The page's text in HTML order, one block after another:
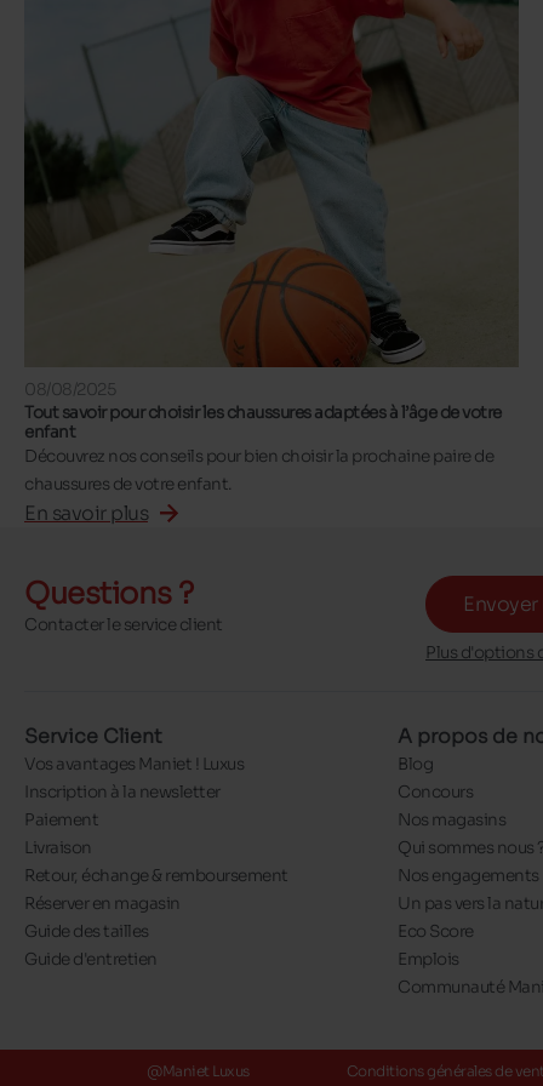
08/08/2025
Tout savoir pour choisir les chaussures adaptées à l’âge de votre
enfant
Découvrez nos conseils pour bien choisir la prochaine paire de
chaussures de votre enfant.
En savoir plus
Questions ?
Contacter le service client
Plus d'options
Service Client
Vos avantages Maniet ! Luxus
Inscription à la newsletter
Paiement
Livraison
Retour, échange & remboursement
Réserver en magasin
Guide des tailles
Guide d'entretien
A propos de
Blog
Concours
Nos magasins
Qui sommes nous
Nos engagements
Un pas vers la
Eco Score
Emplois
Communauté
@Maniet Luxus Conditions générales de